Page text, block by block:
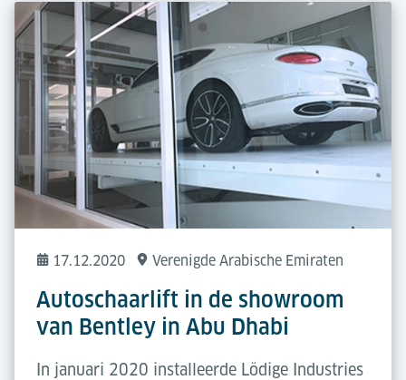
17.12.2020 Verenigde Arabische Emiraten
Autoschaarlift in de showroom
van Bentley in Abu Dhabi
In januari 2020 installeerde Lödige Industries